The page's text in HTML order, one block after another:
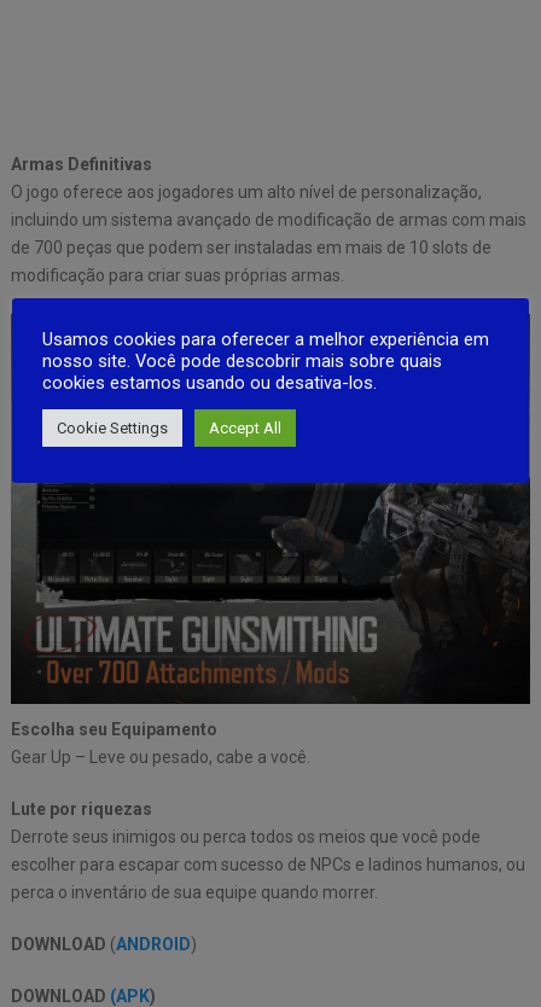
Armas Definitivas
O jogo oferece aos jogadores um alto nível de personalização,
incluindo um sistema avançado de modificação de armas com mais
de 700 peças que podem ser instaladas em mais de 10 slots de
modificação para criar suas próprias armas.
Escolha seu Equipamento
Gear Up – Leve ou pesado, cabe a você.
Lute por riquezas
Derrote seus inimigos ou perca todos os meios que você pode
escolher para escapar com sucesso de NPCs e ladinos humanos, ou
perca o inventário de sua equipe quando morrer.
DOWNLOAD (ANDROID)
DOWNLOAD (APK)
Usamos cookies para oferecer a melhor experiência em
nosso site. Você pode descobrir mais sobre quais
cookies estamos usando ou desativa-los.
Cookie Settings Accept All